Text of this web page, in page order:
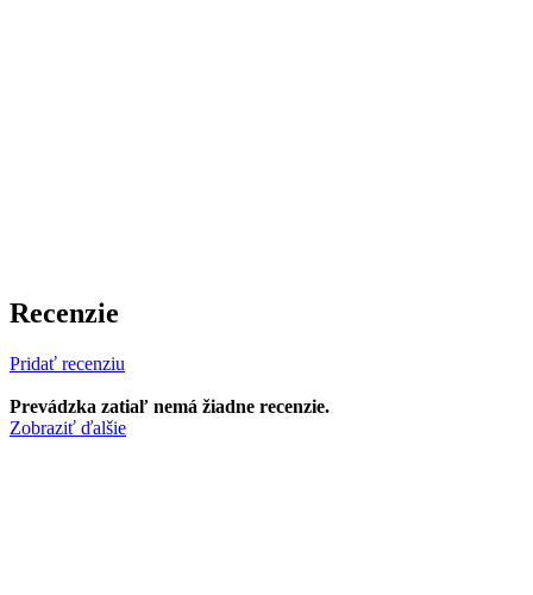
Recenzie
Pridať recenziu
Prevádzka zatiaľ nemá žiadne recenzie.
Zobraziť ďalšie